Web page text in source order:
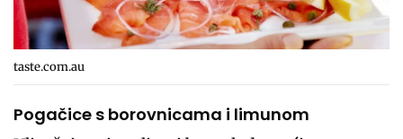
taste.com.au
Pogačice s borovnicama i limunom